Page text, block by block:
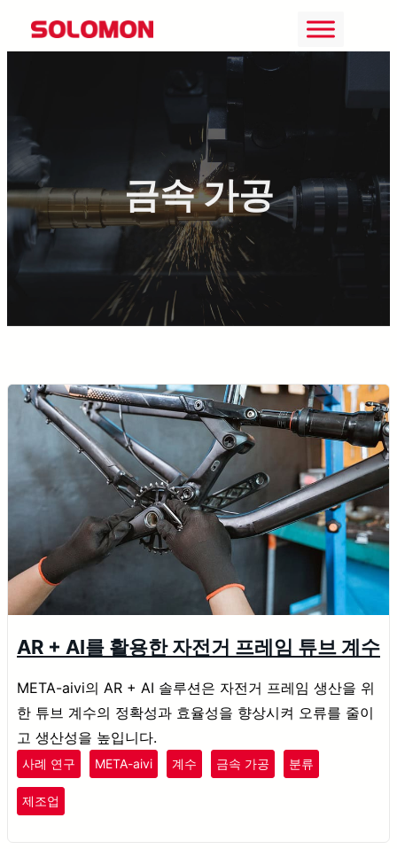
텐
바
로
가
기
금속 가공
AR + AI를 활용한 자전거 프레임 튜브 계수
META-aivi의 AR + AI 솔루션은 자전거 프레임 생산을 위
한 튜브 계수의 정확성과 효율성을 향상시켜 오류를 줄이
고 생산성을 높입니다.
사례 연구 META-aivi 계수 금속 가공 분류
제조업